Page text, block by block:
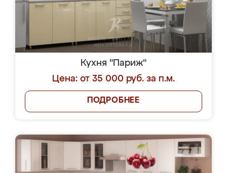
Кухня "Париж"
Цена: от 35 000 руб. за п.м.
ПОДРОБНЕЕ